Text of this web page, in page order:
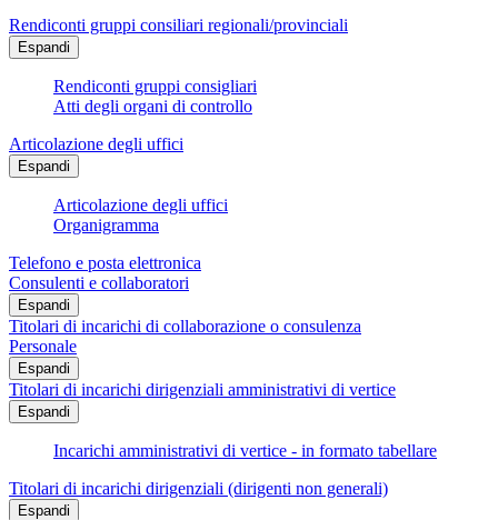
Rendiconti gruppi consiliari regionali/provinciali
Espandi
Rendiconti gruppi consigliari
Atti degli organi di controllo
Articolazione degli uffici
Espandi
Articolazione degli uffici
Organigramma
Telefono e posta elettronica
Consulenti e collaboratori
Espandi
Titolari di incarichi di collaborazione o consulenza
Personale
Espandi
Titolari di incarichi dirigenziali amministrativi di vertice
Espandi
Incarichi amministrativi di vertice - in formato tabellare
Titolari di incarichi dirigenziali (dirigenti non generali)
Espandi